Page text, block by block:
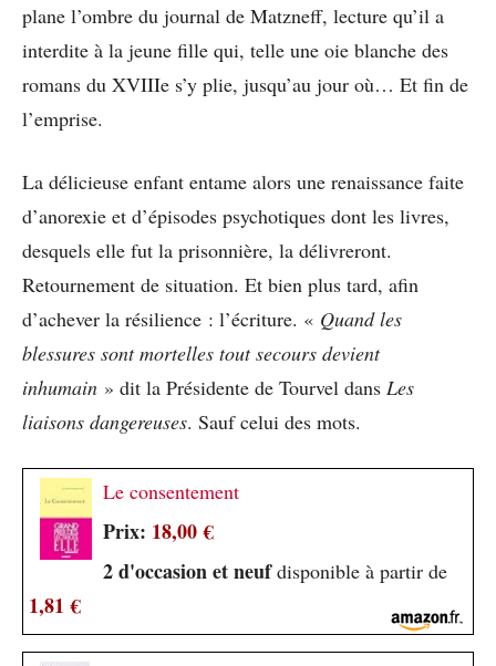
plane l’ombre du journal de Matzneff, lecture qu’il a
interdite à la jeune fille qui, telle une oie blanche des
romans du XVIIIe s’y plie, jusqu’au jour où… Et fin de
l’emprise.
La délicieuse enfant entame alors une renaissance faite
d’anorexie et d’épisodes psychotiques dont les livres,
desquels elle fut la prisonnière, la délivreront.
Retournement de situation. Et bien plus tard, afin
d’achever la résilience : l’écriture. « Quand les
blessures sont mortelles tout secours devient
inhumain » dit la Présidente de Tourvel dans Les
liaisons dangereuses. Sauf celui des mots.
Le consentement
Prix: 18,00 €
2 d'occasion et neufdisponible à partir de
1,81 €